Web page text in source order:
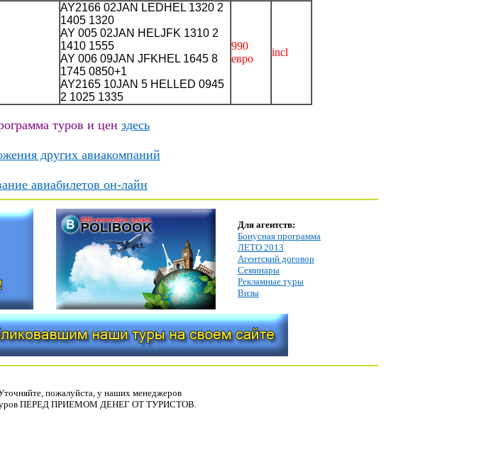
AY2166 02JAN LEDHEL 1320 2
1405 1320
AY 005 02JAN HELJFK 1310 2
1410 1555
AY 006 09JAN JFKHEL 1645 8
1745 0850+1
AY2165 10JAN 5 HELLED 0945
2 1025 1335
990
евро
incl
туров и цен здесь
других авиакомпаний
авиабилетов он-лайн
Для агентств:
Бонусная программа
ЛЕТО 2013
Агентский договор
Семинары
Рекламные туры
Визы
пожалуйста, у наших менеджеров
туров ПЕРЕД ПРИЕМОМ ДЕНЕГ ОТ ТУРИСТОВ.